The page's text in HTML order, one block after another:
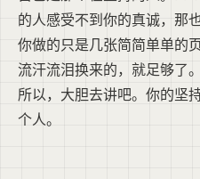
的人感受不到你的真诚，那
你做的只是几张简简单单的
流汗流泪换来的，就足够了。
所以，大胆去讲吧。你的坚
个人。